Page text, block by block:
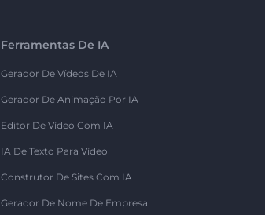
Ferramentas De IA
Gerador De Vídeos De IA
Gerador De Animação Por IA
Editor De Vídeo Com IA
IA De Texto Para Vídeo
Construtor De Sites Com IA
Gerador De Nome De Empresa